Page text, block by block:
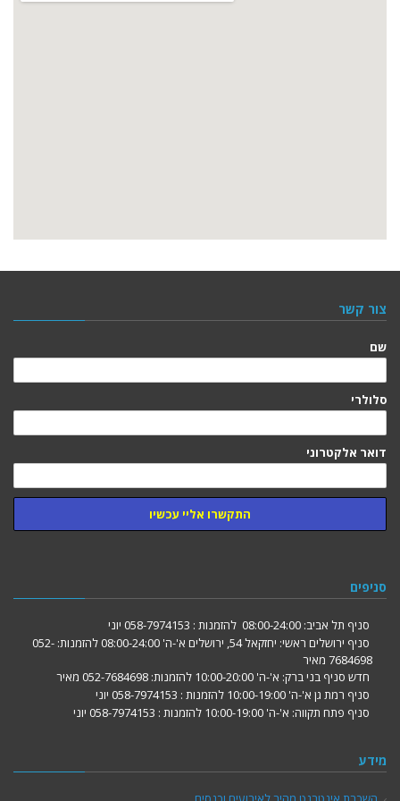
צור קשר
שם
סלולרי
דואר אלקטרוני
התקשרו אליי עכשיו
סניפים
סניף תל אביב: 08:00-24:00 להזמנות : 058-7974153 יוני
סניף ירושלים ראשי: יחזקאל 54, ירושלים
א'-ה' 08:00-24:00
להזמנות: 052-
7684698 מאיר
חדש סניף בני ברק: א'-ה' 10:00-20:00
להזמנות: 052-7684698 מאיר
סניף רמת גן א'-ה' 10:00-19:00
להזמנות : 058-7974153 יוני
סניף פתח תקווה: א'-ה' 10:00-19:00 להזמנות : 058-7974153 יוני
מידע